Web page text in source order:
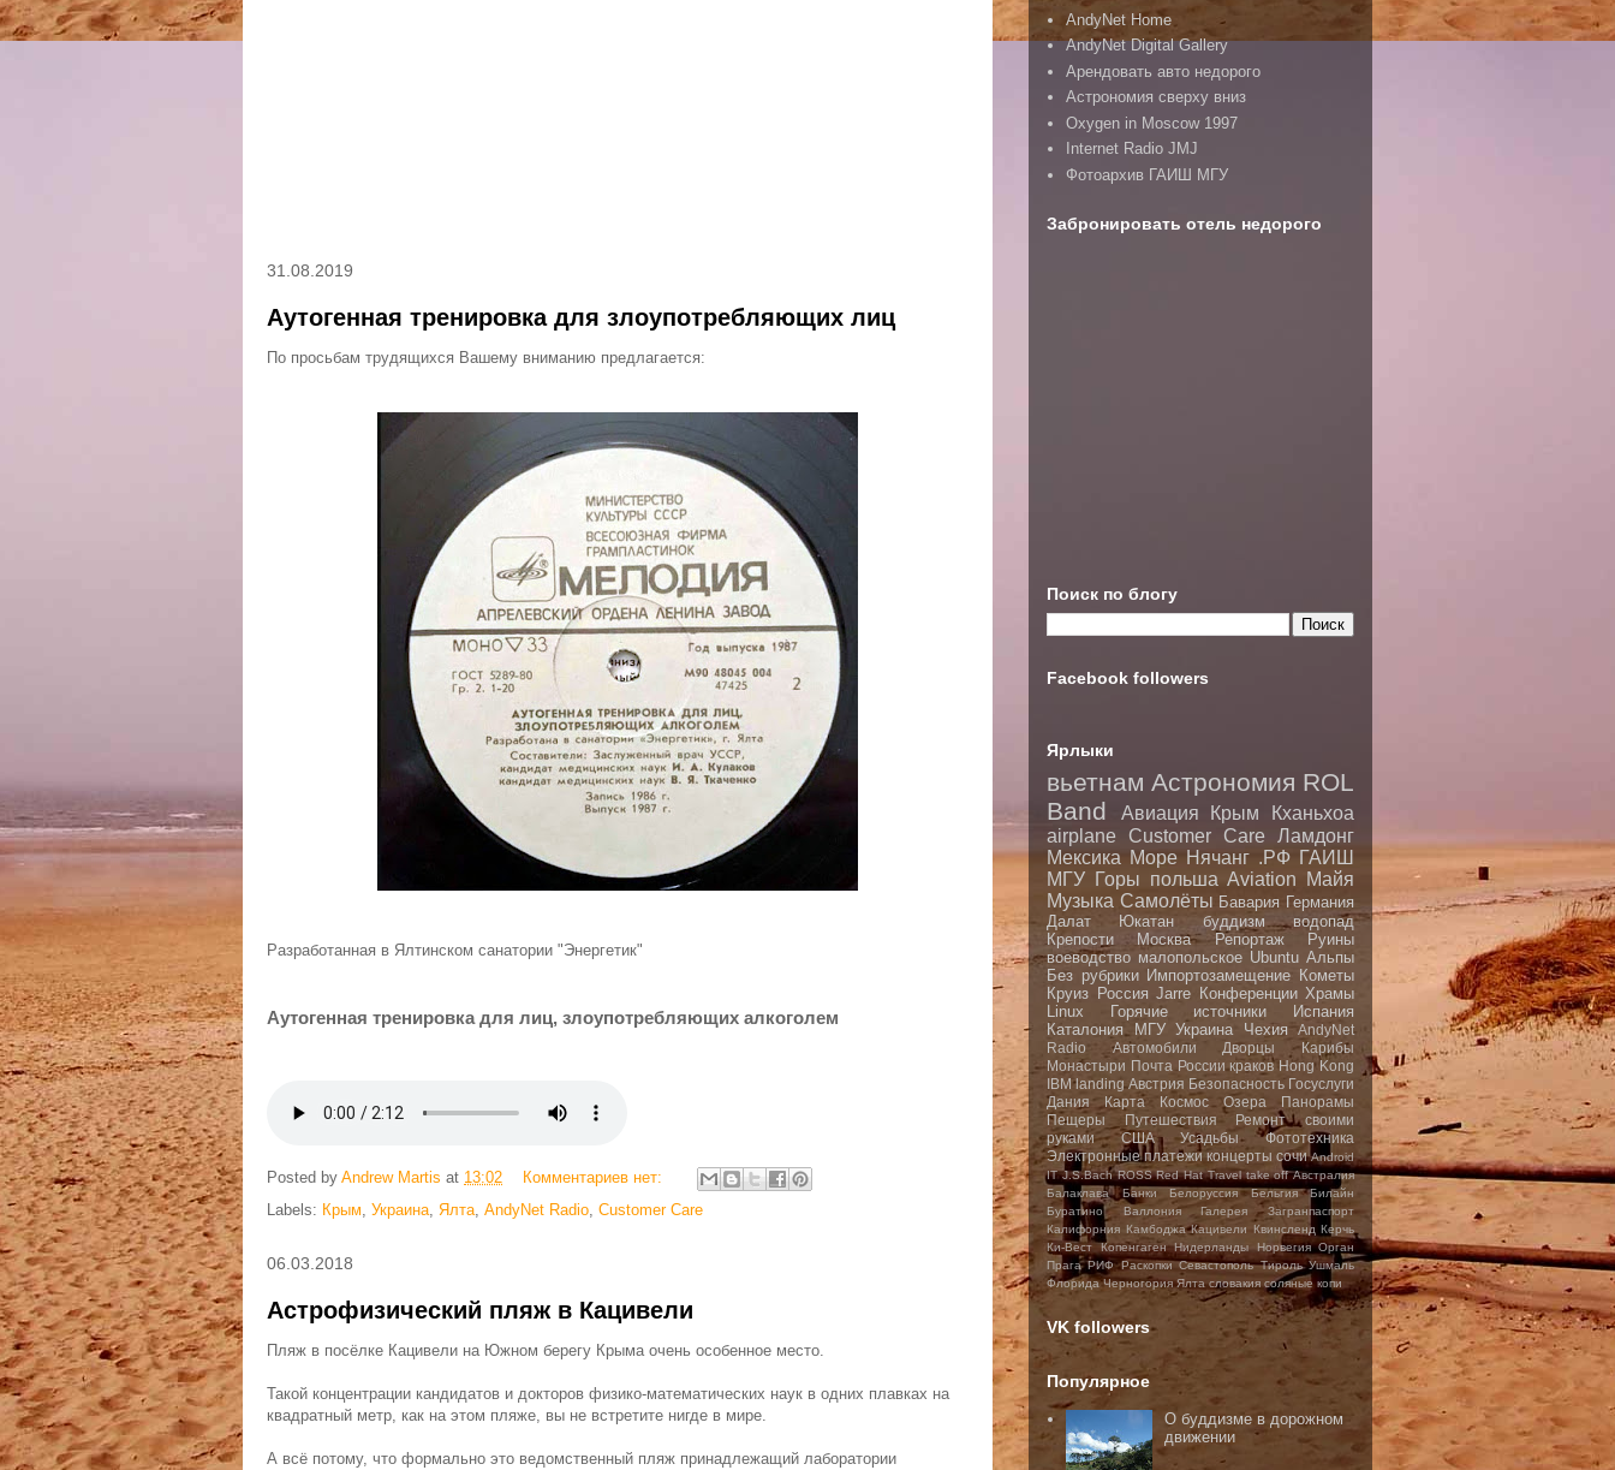
31.08.2019
Аутогенная тренировка для злоупотребляющих лиц
По просьбам трудящихся Вашему вниманию предлагается:
Разработанная в Ялтинском санатории "Энергетик"
Аутогенная тренировка для лиц, злоупотребляющих алкоголем
Posted by Andrew Martis at 13:02
Комментариев нет:
Labels: Крым, Украина, Ялта, AndyNet Radio, Customer Care
06.03.2018
Астрофизический пляж в Кацивели
Пляж в посёлке Кацивели на Южном берегу Крыма очень особенное место.
Такой концентрации кандидатов и докторов физико-математических наук в одних плавках на
квадратный метр, как на этом пляже, вы не встретите нигде в мире.
А всё потому, что формально это ведомственный пляж принадлежащий лаборатории
AndyNet Home
AndyNet Digital Gallery
Арендовать авто недорого
Астрономия сверху вниз
Oxygen in Moscow 1997
Internet Radio JMJ
Фотоархив ГАИШ МГУ
Забронировать отель недорого
Поиск по блогу
Facebook followers
Ярлыки
вьетнам Астрономия ROL
Band
Авиация Крым
Кханьхоа
airplane
Customer Care Ламдонг
Мексика Море Нячанг .РФ ГАИШ
МГУ Горы польша Aviation
Майя
Музыка Самолёты Бавария Германия
Далат
Юкатан буддизм
водопад
Крепости
Москва Репортаж
Руины
воеводство малопольское Ubuntu Альпы
Без рубрики Импортозамещение Кометы
Круиз Россия Jarre Конференции Храмы
Linux
Горячие источники
Испания
Каталония
МГУ Украина Чехия
AndyNet
Radio
Автомобили Дворцы
Карибы
Монастыри Почта России краков Hong Kong
IBM landing Австрия Безопасность Госуслуги
Дания
Карта Космос Озера
Панорамы
Пещеры
Путешествия
Ремонт своими
руками
США Усадьбы
Фототехника
Электронные платежи концерты сочи Android
IT J.S.Bach ROSS Red Hat Travel take off Австралия
Балаклава
Банки Белоруссия Бельгия
Билайн
Буратино
Валлония Галерея
Загранпаспорт
Калифорния Камбоджа Кацивели Квинсленд Керчь
Ки-Вест Копенгаген Нидерланды Норвегия Орган
Прага РИФ Раскопки Севастополь Тироль Ушмаль
Флорида Черногория Ялта словакия соляные копи
VK followers
Популярное
О буддизме в дорожном
движении